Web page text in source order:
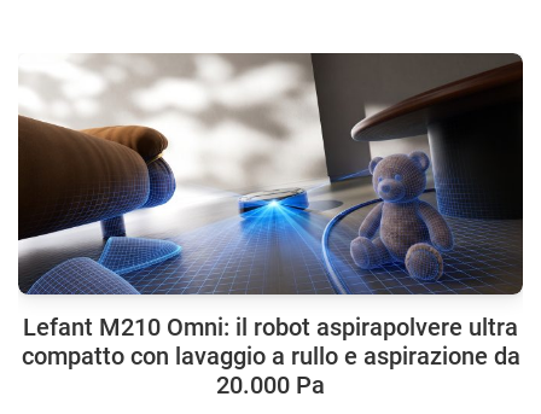
Lefant M210 Omni: il robot aspirapolvere ultra
compatto con lavaggio a rullo e aspirazione da
20.000 Pa